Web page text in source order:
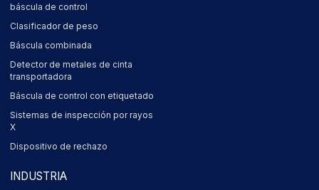
báscula de control
Clasificador de peso
Báscula combinada
Detector de metales de cinta
transportadora
Báscula de control con etiquetado
Sistemas de inspección por rayos
X
Dispositivo de rechazo
INDUSTRIA